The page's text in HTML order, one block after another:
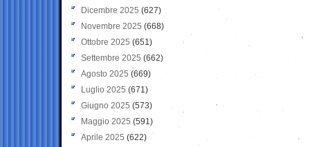
Dicembre 2025 (627)
Novembre 2025 (668)
Ottobre 2025 (651)
Settembre 2025 (662)
Agosto 2025 (669)
Luglio 2025 (671)
Giugno 2025 (573)
Maggio 2025 (591)
Aprile 2025 (622)